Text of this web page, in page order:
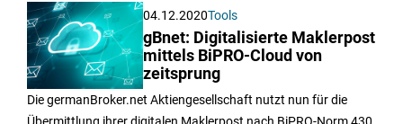
04.12.2020Tools
gBnet: Digitalisierte Maklerpost
mittels BiPRO-Cloud von
zeitsprung
Die germanBroker.net Aktiengesellschaft nutzt nun für die
Übermittlung ihrer digitalen Maklerpost nach BiPRO-Norm 430